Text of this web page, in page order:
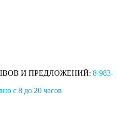
И ПРЕДЛОЖЕНИЙ: 8-983-
с 8 до 20 часов